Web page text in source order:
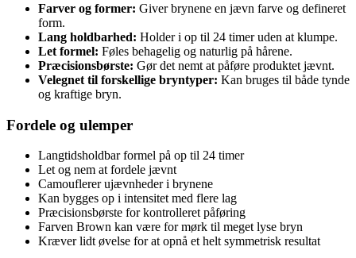
Farver og former: Giver brynene en jævn farve og defineret
form.
Lang holdbarhed: Holder i op til 24 timer uden at klumpe.
Let formel: Føles behagelig og naturlig på hårene.
Præcisionsbørste: Gør det nemt at påføre produktet jævnt.
Velegnet til forskellige bryntyper: Kan bruges til både tynde
og kraftige bryn.
Fordele og ulemper
Langtidsholdbar formel på op til 24 timer
Let og nem at fordele jævnt
Camouflerer ujævnheder i brynene
Kan bygges op i intensitet med flere lag
Præcisionsbørste for kontrolleret påføring
Farven Brown kan være for mørk til meget lyse bryn
Kræver lidt øvelse for at opnå et helt symmetrisk resultat